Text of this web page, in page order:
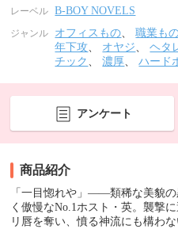
レーベル B-BOY NOVELS
ジャンル オフィスもの、職業も
年下攻、 オヤジ、ヘタ
チック 、濃厚、ハード
アンケート
商品紹介
「一目惚れや」――類稀な美貌
く傲慢なNo.1ホスト・英。襲撃
リ唇を奪い、憤る神流にも構わ